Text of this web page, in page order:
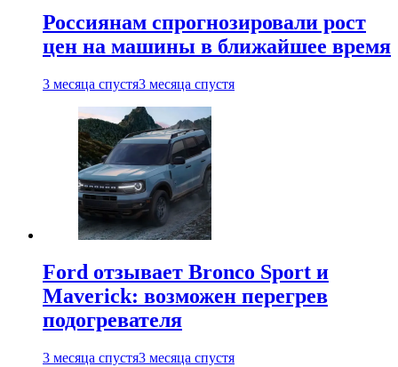
Россиянам спрогнозировали рост
цен на машины в ближайшее время
3 месяца спустя3 месяца спустя
Ford отзывает Bronco Sport и
Maverick: возможен перегрев
подогревателя
3 месяца спустя3 месяца спустя